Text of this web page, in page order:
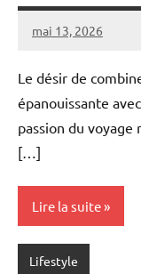
mai 13, 2026
Pascal
Aucun
Le désir de
épanouissante
passion du voyage
[…]
Lire la suite
Lifestyle